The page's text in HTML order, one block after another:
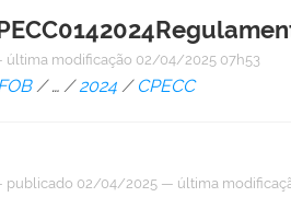
última modificação 02/04/2025 07h53
/…/2024 / CPECC
publicado 02/04/2025 — última